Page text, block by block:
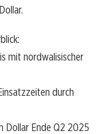
mit nordwalisischer
durch
Dollar Ende Q2 2025